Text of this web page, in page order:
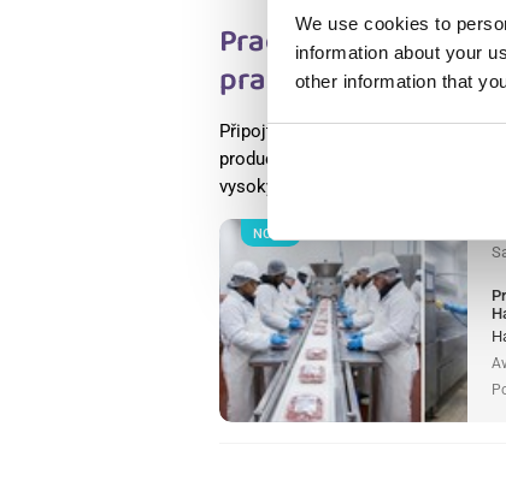
We use cookies to
information about your
other information that
Pracovník výroby
praxí) Haarlem,
Připojte se ke světově uznávané
producentů masa v Evropě jako
vysokými standardy potravinové
NOVÝ